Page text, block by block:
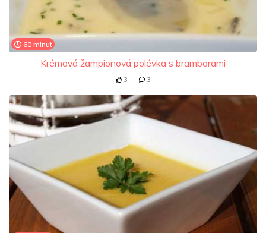
60 minut
Krémová žampionová polévka s bramborami
3 3